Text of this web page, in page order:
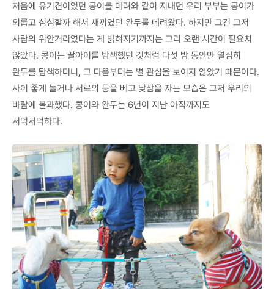
처음에 유기견이었던 콩이를 데려와 같이 지내던 우리 부부는 콩이가
외롭고 심심할까 해서 새끼였던 완두를 데려왔다. 하지만 그건 그저
사람의 위안거리였다는 게 밝혀지기까지는 그리 오랜 시간이 필요치
않았다. 콩이는 딸아이를 탐색했던 것처럼 다섯 밤 동안만 열심히
완두를 탐색하더니, 그 다음부터는 별 관심을 보이지 않았기 때문이다.
사이 좋게 놀거나 서로의 등을 베고 낮잠을 자는 모습은 그저 우리의
바람에 불과했다. 콩이와 완두는 6년이 지난 아직까지도
서먹서먹하다.